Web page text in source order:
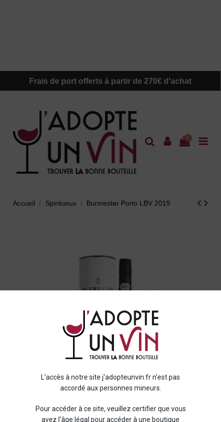
L'accès à notre site j'adopteunvin.fr n'est pas
accordé aux personnes mineurs.
Pour accéder à ce site, veuillez certifier que vous
avez l'âge légal pour accéder à une boutique
Frais de port offerts à partir de 270€ d'achat
0
Accueil Spiritueux Burmester Porto LBV 2019